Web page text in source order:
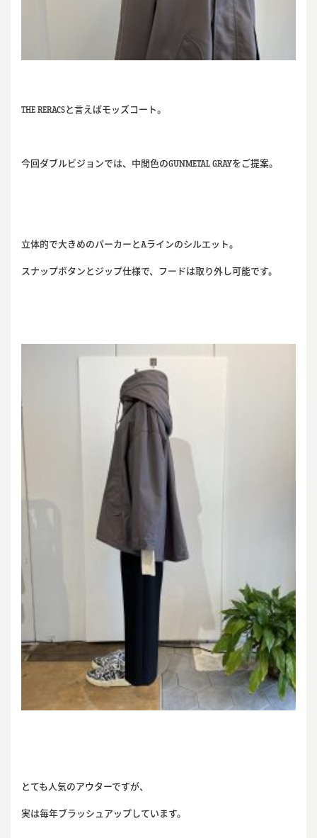
THE RERACSと言えばモッズコート。
今回ダブルビジョンでは、中間色のGUNMETAL GRAYをご提案。
立体的で大きめのパーカーとAラインのシルエット。
スナップボタンとジップ仕様で、フードは取り外し可能です。
とても人気のアウターですが、
実は毎年ブラッシュアップしています。